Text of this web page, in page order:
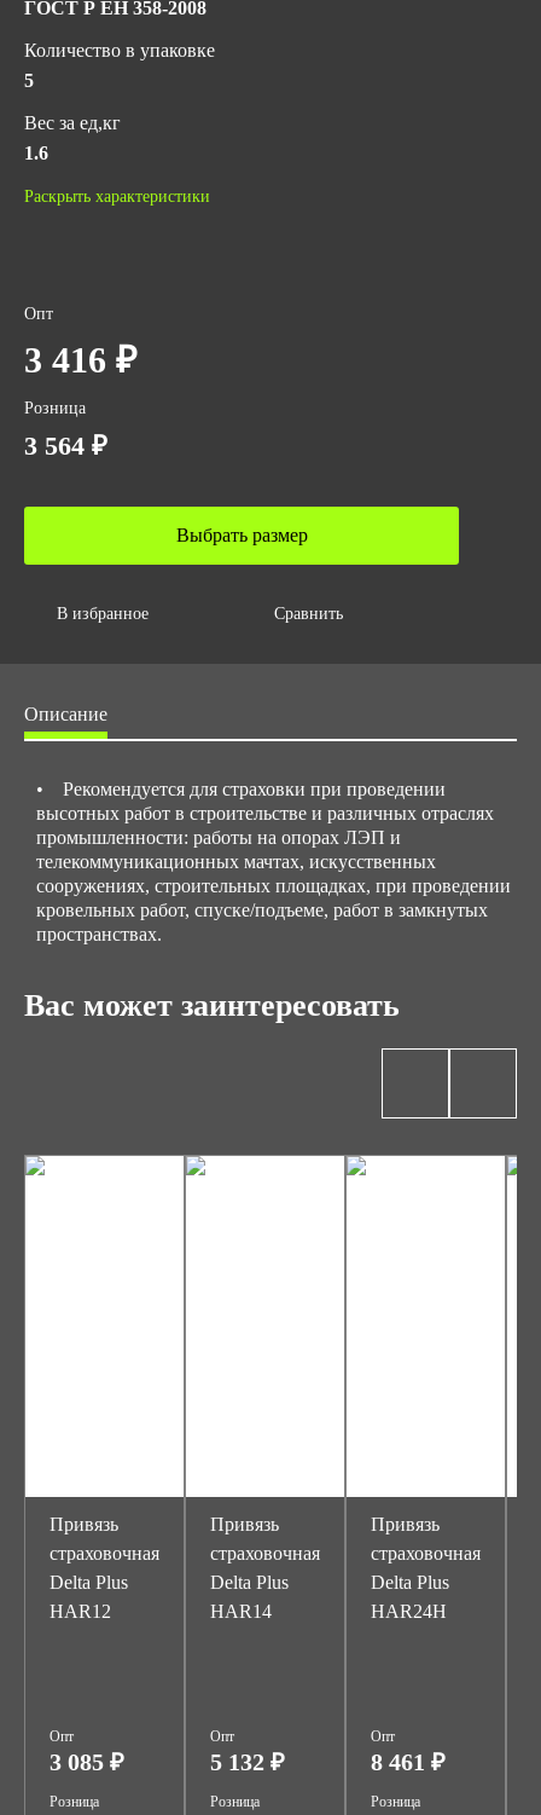
ГОСТ Р ЕН 358-2008
Количество в упаковке
5
Вес за ед,кг
1.6
Объем за ед,м3
Вес упаковки,кг
7
Раскрыть характеристики
Опт
3 416 ₽
Розница
3 564 ₽
Выбрать размер
В избранное Сравнить
Описание
• Рекомендуется для страховки при проведении
высотных работ в строительстве и различных отраслях
промышленности: работы на опорах ЛЭП и
телекоммуникационных мачтах, искусственных
сооружениях, строительных площадках, при проведении
кровельных работ, спуске/подъеме, работ в замкнутых
пространствах.
Вас может заинтересовать
Привязь
страховочная
Delta Plus
HAR12
Опт
3 085 ₽
Розница
Привязь
страховочная
Delta Plus
HAR14
Опт
5 132 ₽
Розница
Привязь
страховочная
Delta Plus
HAR24H
Опт
8 461 ₽
Розница